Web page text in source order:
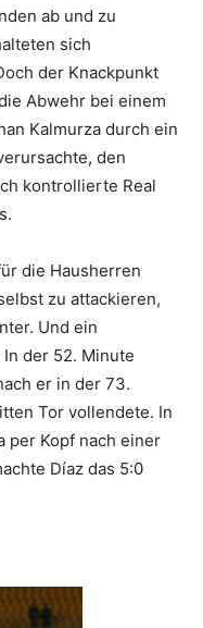
ab und zu
sich
der Knackpunkt
Abwehr bei einem
Kalmurza durch ein
den
kontrollierte Real
die Hausherren
zu attackieren,
Und ein
der 52. Minute
er in der 73.
Tor vollendete. In
per Kopf nach einer
Díaz das 5:0